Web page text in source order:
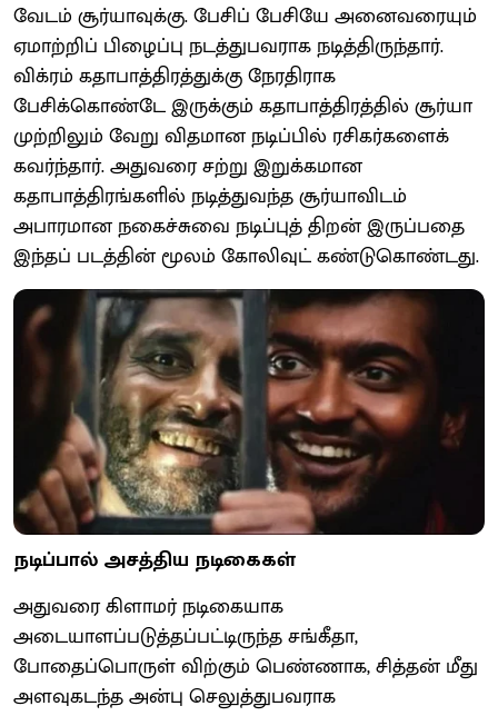
வேடம் சூர்யாவுக்கு. பேசிப் பேசியே அனைவரையும்
ஏமாற்றிப் பிழைப்பு நடத்துபவராக நடித்திருந்தார்.
விக்ரம் கதாபாத்திரத்துக்கு நேரதிராக
பேசிக்கொண்டே இருக்கும் கதாபாத்திரத்தில் சூர்யா
முற்றிலும் வேறு விதமான நடிப்பில் ரசிகர்களைக்
கவர்ந்தார். அதுவரை சற்று இறுக்கமான
கதாபாத்திரங்களில் நடித்துவந்த சூர்யாவிடம்
அபாரமான நகைச்சுவை நடிப்புத் திறன் இருப்பதை
இந்தப் படத்தின் மூலம் கோலிவுட் கண்டுகொண்டது.
நடிப்பால் அசத்திய நடிகைகள்
அதுவரை கிளாமர் நடிகையாக
அடையாளப்படுத்தப்பட்டிருந்த சங்கீதா,
போதைப்பொருள் விற்கும் பெண்ணாக, சித்தன் மீது
அளவுகடந்த அன்பு செலுத்துபவராக